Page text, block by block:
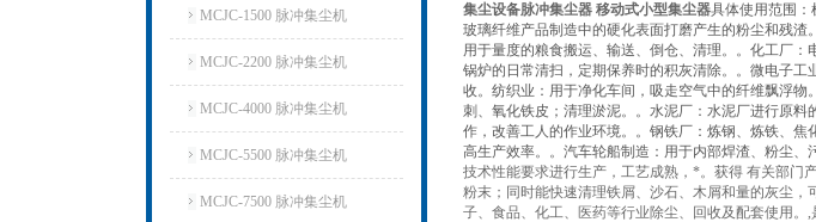
MCJC-1500 脉冲集尘机
MCJC-2200 脉冲集尘机
MCJC-4000 脉冲集尘机
MCJC-5500 脉冲集尘机
MCJC-7500 脉冲集尘机
集尘设备脉冲集尘器 移动式小型集尘器具体使用范围：
玻璃纤维产品制造中的硬化表面打磨产生的粉尘和残
用于量度的粮食搬运、输送、倒仓、清理。。化工厂
锅炉的日常清扫，定期保养时的积灰清除。。微电子
收。纺织业：用于净化车间，吸走空气中的纤维飘浮
刺、氧化铁皮；清理淤泥。。水泥厂：水泥厂进行原
作，改善工人的作业环境。。钢铁厂：炼钢、炼铁、
高生产效率。。汽车轮船制造：用于内部焊渣、粉尘、
技术性能要求进行生产，工艺成熟，*。获得 有关部门
粉末；同时能快速清理铁屑、沙石、木屑和量的灰尘
子、食品、化工、医药等行业除尘、回收及配套使用